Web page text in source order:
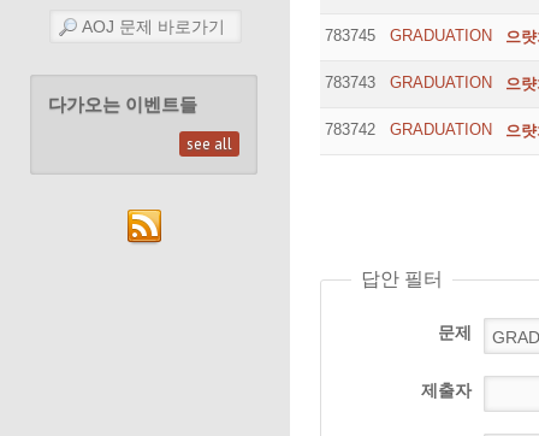
다가오는 이벤트들
see all
783745 GRADUATION 으
783743 GRADUATION 으
783742 GRADUATION 으
답안 필터
문제
제출자